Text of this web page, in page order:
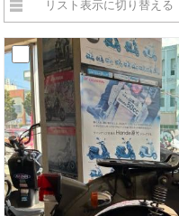
リスト表示に切り替える